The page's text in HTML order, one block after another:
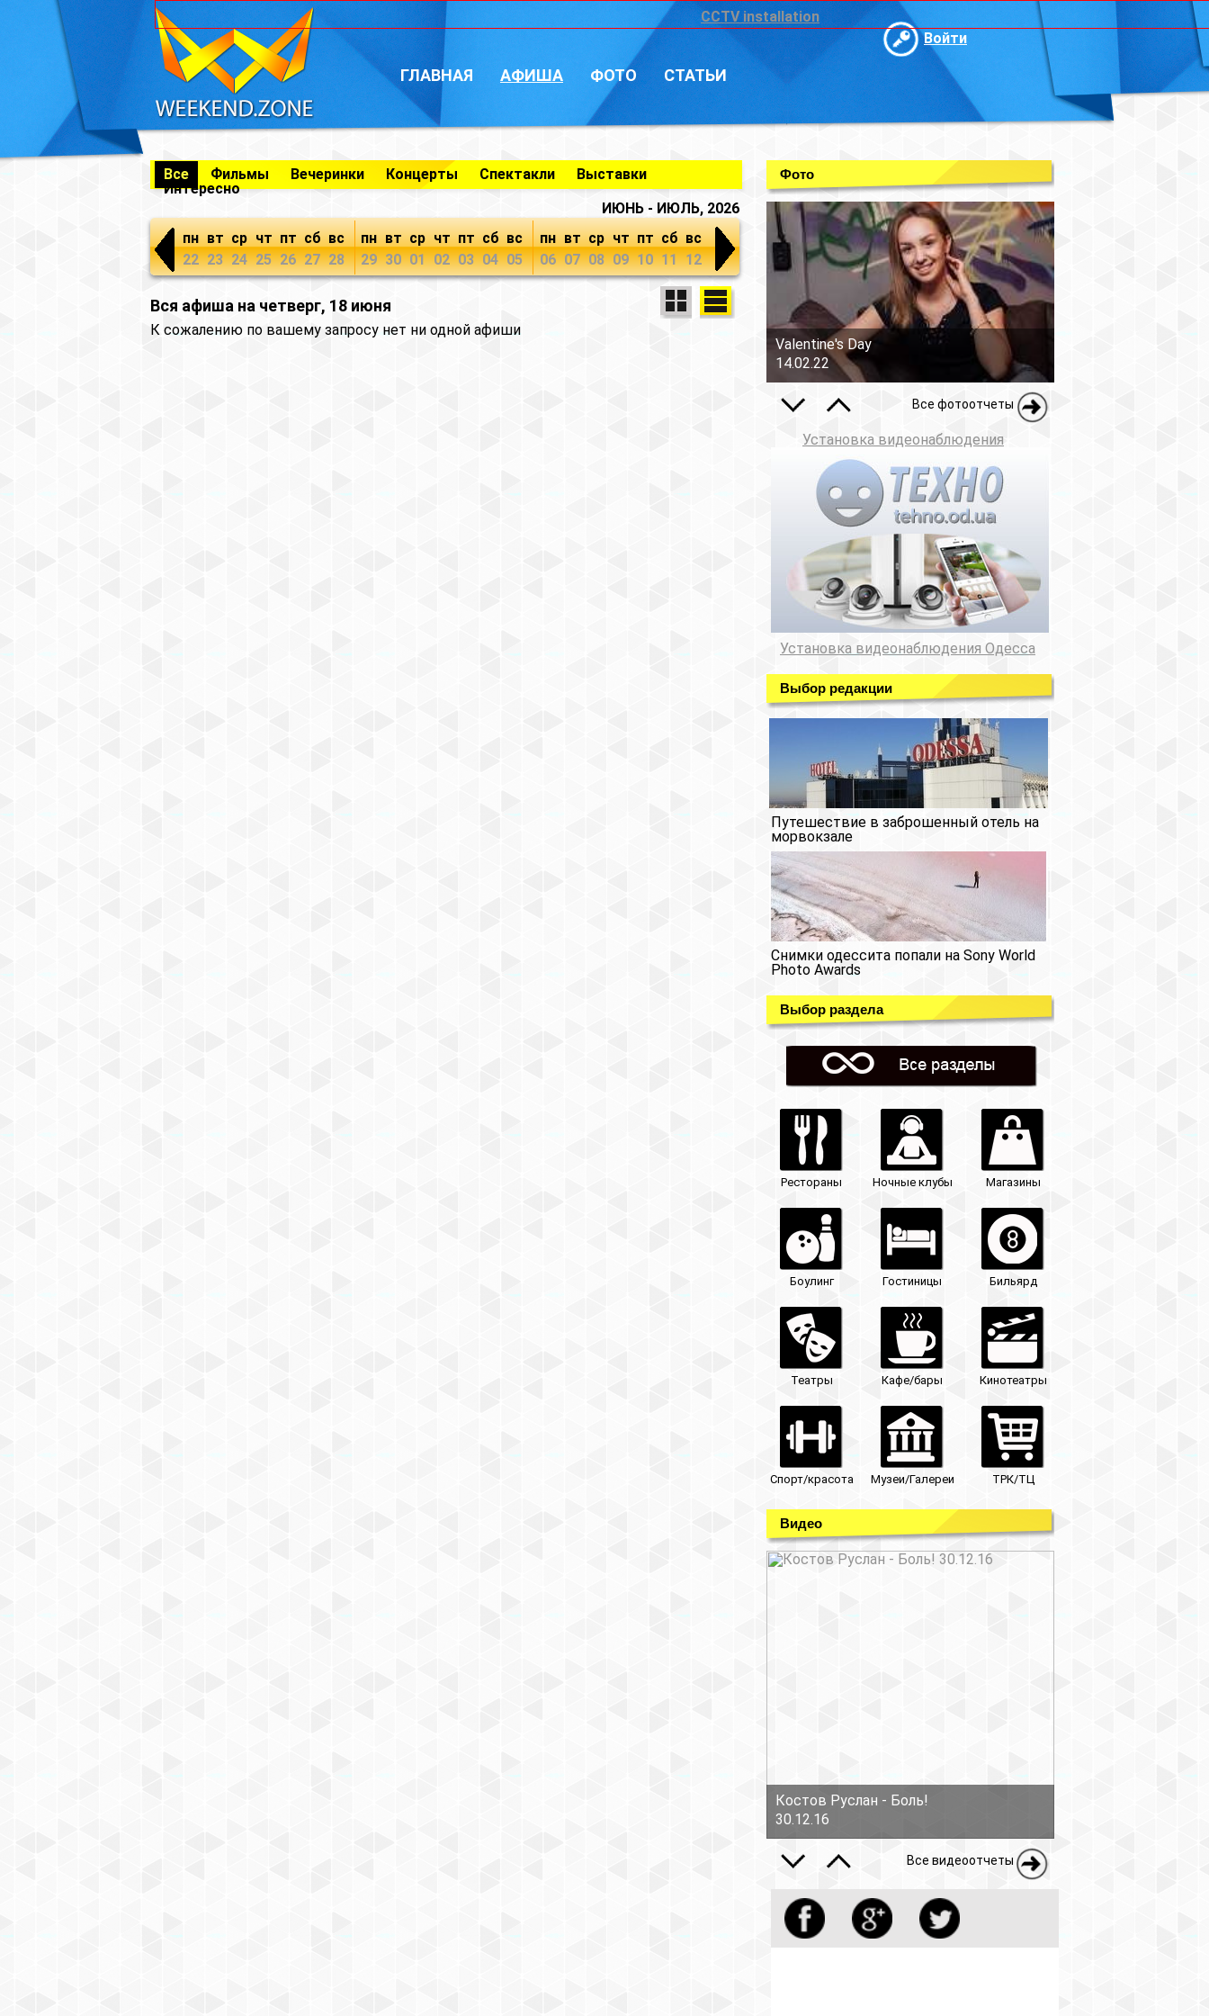
CCTV installation
Войти
ГЛАВНАЯ АФИША ФОТО СТАТЬИ
Все Фильмы Вечеринки Концерты Спектакли
Выставки
Интересно
ИЮНЬ - ИЮЛЬ, 2026
пн
22
вт
23
ср
24
чт
25
пт
26
сб
27
вс
28
пн
29
вт
30
ср
01
чт
02
пт
03
сб
04
вс
05
пн
06
вт
07
ср
08
чт
09
пт
10
сб
11
вс
12
Вся афиша на четверг, 18 июня
К сожалению по вашему запросу нет ни одной афиши
Фото
Valentine's Day
14.02.22
Все фотоотчеты
Установка видеонаблюдения
Установка видеонаблюдения Одесса
Выбор редакции
Путешествие в заброшенный отель на
морвокзале
Снимки одессита попали на Sony World
Photo Awards
Выбор раздела
Рестораны Ночные клубы Магазины
Боулинг Гостиницы Бильярд
Театры Кафе/бары Кинотеатры
Спорт/красота Музеи/Галереи ТРК/ТЦ
Видео
Костов Руслан - Боль!
30.12.16
Все видеоотчеты